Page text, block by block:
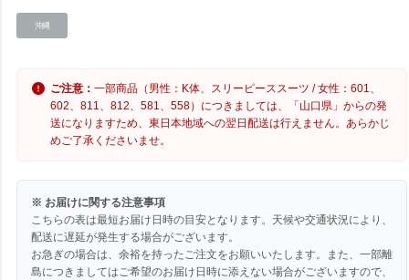
沖縄
ご注意：一部商品（男性：K体、スリーピーススーツ / 女性：601、
602、811、812、581、558）につきましては、「山口県」からの発
送になりますため、東日本地域への翌日配送は行えません。あらかじ
めご了承くださいませ。
※ お届けに関する注意事項
こちらの表は最短お届け日時の目安となります。天候や交通状況により、
配送に遅延が発生する場合がございます。
お急ぎの場合は、余裕を持ったご注文をお願いいたします。また、一部離
島につきましてはご希望のお届け日時に添えない場合がございますので、